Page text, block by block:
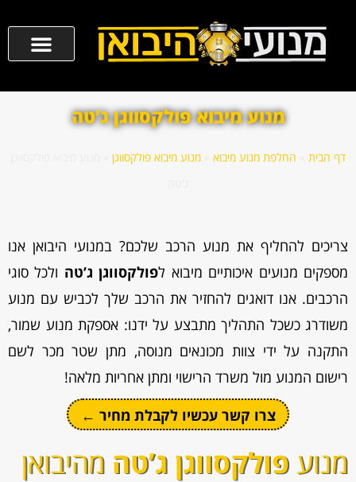
מנוע מיבוא פולקסווגן ג’טה
דף הבית החלפת מנוע מיבוא »מנוע מיבוא פולקסווגן
צריכים להחליף את מנוע הרכב שלכם? במנועי היבואן אנו
מספקים מנועים איכותיים מיבוא לפולקסווגן ג’טה ולכל סוגי
הרכבים. אנו דואגים להחזיר את הרכב שלך לכביש עם מנוע
משודרג כשכל התהליך מתבצע על ידנו: אספקת מנוע שמור,
התקנה על ידי צוות מכונאים מנוסה, מתן שטר מכר לשם
רישום המנוע מול משרד הרישוי ומתן אחריות מלאה!
צרו קשר עכשיו לקבלת מחיר ←
מנוע פולקסווגן ג’טה מהיבואן